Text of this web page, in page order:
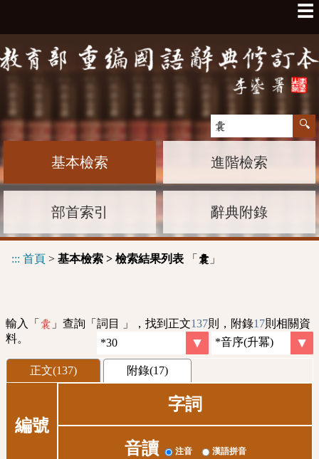
☰
基本檢索 進階檢索
部首索引 辭典附錄
::: 首頁 > 基本檢索 > 檢索結果列表 「 囊 」
輸入「 囊 」查詢「詞目 」，找到正文137則，附錄17則相關資
料。
正文(137) 附錄(17)
編號
字詞
音讀 注音 漢語拼音